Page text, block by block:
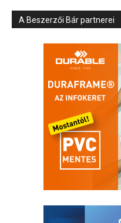
A Beszerzői Bár partnerei